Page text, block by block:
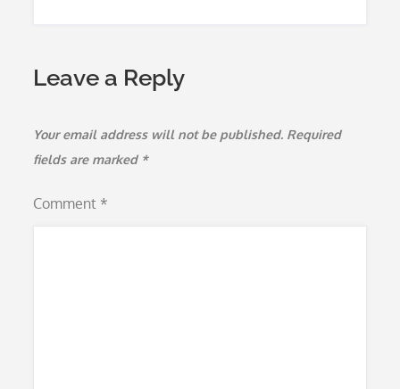
Leave a Reply
Your email address will not be published. Required
fields are marked *
Comment *